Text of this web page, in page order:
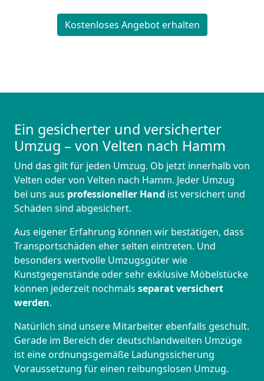
Kostenloses Angebot erhalten
Ein gesicherter und versicherter
Umzug – von Velten nach Hamm
Und das gilt für jeden Umzug. Ob jetzt innerhalb von
Velten oder von Velten nach Hamm. Jeder Umzug
bei uns aus professioneller Hand ist versichert und
Schäden sind abgesichert.
Aus eigener Erfahrung können wir bestätigen, dass
Transportschäden eher selten eintreten. Und
besonders wertvolle Umzugsgüter wie
Kunstgegenstände oder sehr exklusive Möbelstücke
können jederzeit nochmals separat versichert
werden.
Natürlich sind unsere Mitarbeiter ebenfalls geschult.
Gerade im Bereich der deutschlandweiten Umzüge
ist eine ordnungsgemäße Ladungssicherung
Voraussetzung für einen reibungslosen Umzug.